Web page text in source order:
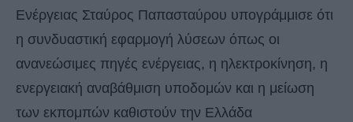
Ενέργειας Σταύρος Παπασταύρου υπογράμμισε ότι
η συνδυαστική εφαρμογή λύσεων όπως οι
ανανεώσιμες πηγές ενέργειας, η ηλεκτροκίνηση, η
ενεργειακή αναβάθμιση υποδομών και η μείωση
των εκπομπών καθιστούν την Ελλάδα